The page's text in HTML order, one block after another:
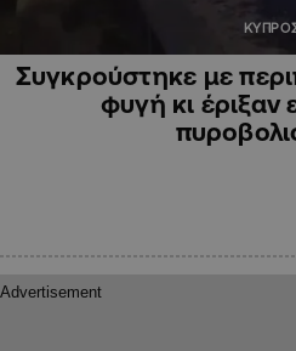
Συγκρούστηκε με
φυγή κι έριξαν